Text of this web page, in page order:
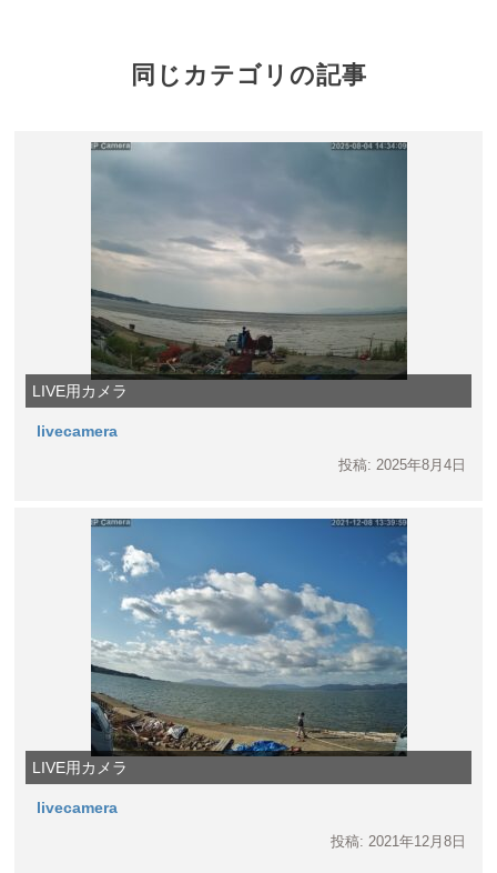
同じカテゴリの記事
LIVE用カメラ
livecamera
投稿: 2025年8月4日
LIVE用カメラ
livecamera
投稿: 2021年12月8日